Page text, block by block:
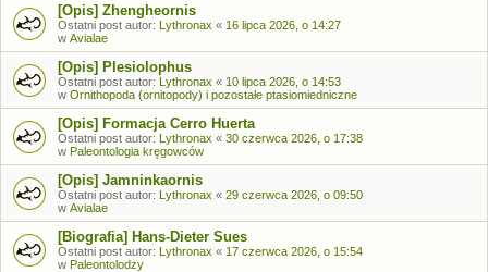
[Opis] Zhengheornis
Ostatni post autor: Lythronax « 16 lipca 2026, o 14:27
w Avialae
[Opis] Plesiolophus
Ostatni post autor: Lythronax « 10 lipca 2026, o 14:53
w Ornithopoda (ornitopody) i pozostałe ptasiomiedniczne
[Opis] Formacja Cerro Huerta
Ostatni post autor: Lythronax « 30 czerwca 2026, o 17:38
w Paleontologia kręgowców
[Opis] Jamninkaornis
Ostatni post autor: Lythronax « 29 czerwca 2026, o 09:50
w Avialae
[Biografia] Hans-Dieter Sues
Ostatni post autor: Lythronax « 17 czerwca 2026, o 15:54
w Paleontolodzy